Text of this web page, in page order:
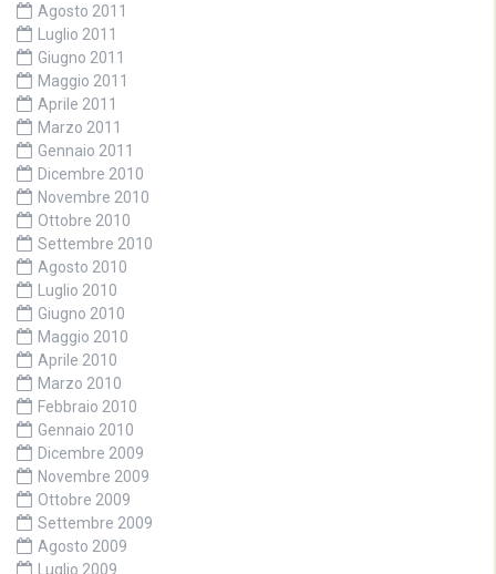
Agosto 2011
Luglio 2011
Giugno 2011
Maggio 2011
Aprile 2011
Marzo 2011
Gennaio 2011
Dicembre 2010
Novembre 2010
Ottobre 2010
Settembre 2010
Agosto 2010
Luglio 2010
Giugno 2010
Maggio 2010
Aprile 2010
Marzo 2010
Febbraio 2010
Gennaio 2010
Dicembre 2009
Novembre 2009
Ottobre 2009
Settembre 2009
Agosto 2009
Luglio 2009